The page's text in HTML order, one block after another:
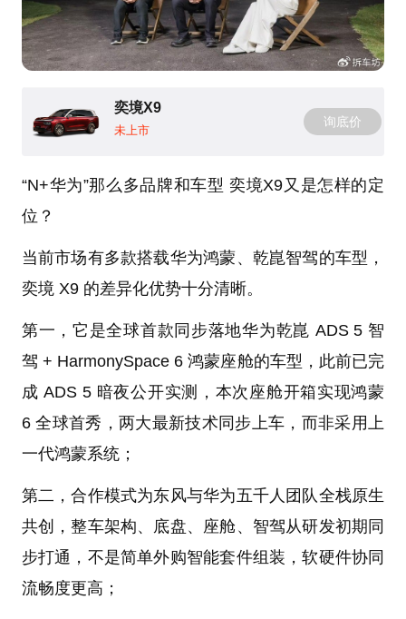
奕境X9
未上市
询底价
“N+华为”那么多品牌和车型 奕境X9又是怎样的定
位？
当前市场有多款搭载华为鸿蒙、乾崑智驾的车型，
奕境 X9 的差异化优势十分清晰。
第一，它是全球首款同步落地华为乾崑 ADS 5 智
驾 + HarmonySpace 6 鸿蒙座舱的车型，此前已完
成 ADS 5 暗夜公开实测，本次座舱开箱实现鸿蒙
6 全球首秀，两大最新技术同步上车，而非采用上
一代鸿蒙系统；
第二，合作模式为东风与华为五千人团队全栈原生
共创，整车架构、底盘、座舱、智驾从研发初期同
步打通，不是简单外购智能套件组装，软硬件协同
流畅度更高；